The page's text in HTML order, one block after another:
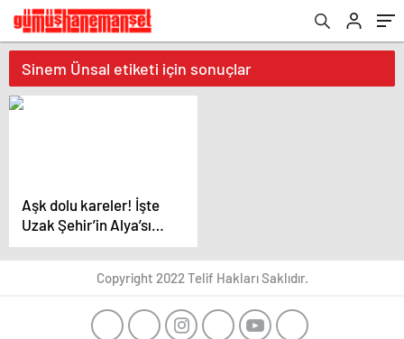
Sinem Ünsal etiketi için sonuçlar
Aşk dolu kareler! İşte
Uzak Şehir’in Alya’sı
Sinem Ünsal’ın gerçek
hayattaki sevgilisi
Copyright 2022 Telif Hakları Saklıdır.